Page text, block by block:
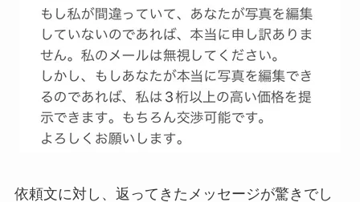
依頼文に対し、返ってきたメッセージが驚きでし